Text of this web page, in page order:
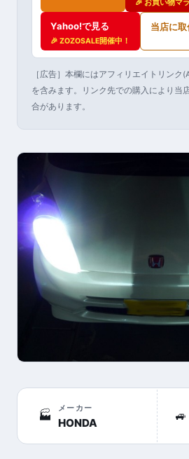
🎉 お買い物マ
Yahoo!で見る
🎉 ZOZOSALE開催中！
当店に
［広告］本欄にはアフィリエイトリンク
を含みます。リンク先での購入により当
合があります。
🏭
メーカー
HONDA
🚙